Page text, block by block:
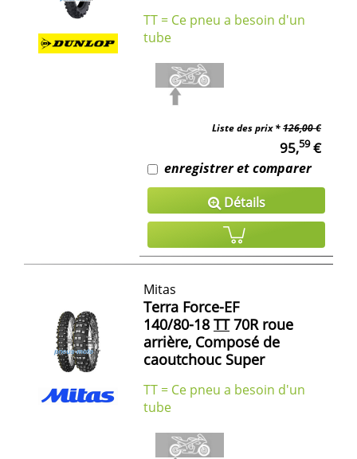
TT = Ce pneu a besoin d'un
tube
Liste des prix *126,00 €
95,59€
enregistrer et comparer
Détails
Mitas
Terra Force-EF
140/80-18 TT70R roue
arrière, Composé de
caoutchouc Super
TT = Ce pneu a besoin d'un
tube